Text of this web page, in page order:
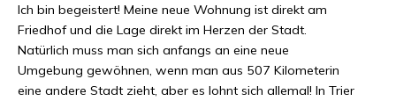
Ich bin begeistert! Meine neue Wohnung ist direkt am
Friedhof und die Lage direkt im Herzen der Stadt.
Natürlich muss man sich anfangs an eine neue
Umgebung gewöhnen, wenn man aus 507 Kilometerin
eine andere Stadt zieht, aber es lohnt sich allemal! In Trier